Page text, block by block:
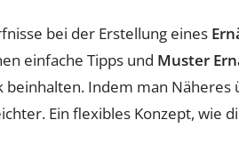
bei der Erstellung eines
einfache Tipps und Muster
Indem man
Ein flexibles Konzept, wie